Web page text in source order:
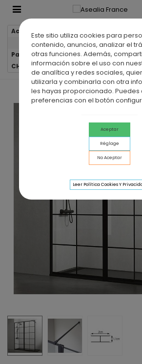
Este sitio utiliza cookies para
contenido, anuncios, analizar el
otras funciones. Además,
información sobre el uso con
de analítica y redes sociales,
utilizarla y combinarla con otra
les hayas proporcionado. Puedes
preferencias con el botón
Aceptar
Réglage
No Aceptar
Leer Política Cookies Y
Accueil
Paroi de douche fixe en acier inoxydable
CHESS XXL